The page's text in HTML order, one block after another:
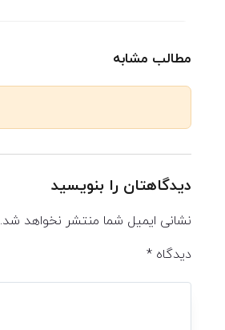
مطالب مشابه
دیدگاهتان را بنویسید
نشانی ایمیل شما منتشر نخواهد شد.
دیدگاه *